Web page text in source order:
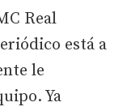
Real
está a
le
Ya